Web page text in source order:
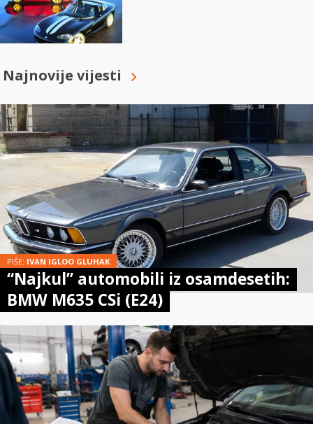
Najnovije vijesti
PIŠE: IVAN IGLOO GLUHAK
“Najkul” automobili iz osamdesetih:
BMW M635 CSi (E24)